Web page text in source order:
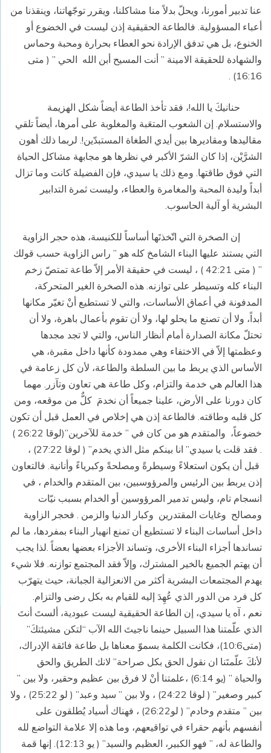
عنا تدبير أمورنا، ويحلّ بدلاً منا مشاكلنا، ويقرر توجّهاتنا، وينقذنا من
أعباء المسؤولية. فالطاعة الحقيقية إذن ليست في الخضوع أو
الخنوع، بل هي تدفق الإرادة نحو العطاء بحرارة ومحبة وحماس
والشهادة للحقيقة الامينة ” أنت المسيح أبن الله الحي ” ( متى
16:16) .
حنانيكَ يا الله!، فقد تأخذ الطاعة أيضاً شكل الهزيمة
والاستسلام. إن الشعوب المتعَبة والمغلوبة على أمرها، أيضاً تلقي
مقاليدها ومقاديرها بين أيدي الطغاة المستبدّين!. لربما ذلك أهون
الشرَّيْن، إذا كان الشرّ الأكبر في نظرها هو مجابهة مشاكل الحياة
التي فوق طاقتها. ومع ذلك يا سيدي، فإن الفضيلة كانت وما تزال
أبداً وليدة المحبة والمغامرة والعطاء، وليست ثمرة التدابير
البشرية أو آلية الحاسوب.
إن الصخرة التي اتّخذتَها أساساً للكنيسة، هذه حجر الزاوية
التي يستند عليها البناء الشامخ كله هو ” راس الزاوية حسب قولك
” ( متى 42:21 ) ، ليست في حقيقة الأمر إلاّ طاعة تمتصّ زخم
البناء كله وتسيطر على توازنه. هذه الصخرة الغير المتحركة،
المدفونة في أعماق الأساسات، والتي لا تستطيع أنْ تغيّر مكانها
أبداً، ولا أن تصنع ما يحلو لها، ولا أن تقوم بأعمال باهرة، ولا أن
تحتلّ مكانة الصدارة أمام أنظار الناس، والتي لا تجد مجدها
وعظمتها إلاّ في الاختفاء وهي ممدودة كأنها داخل مقبرة، هي
الأساس الذي يربط ما بين السلطة والطاعة، لأن كل زعامة في
هذا العالم هي خدمة والتزام، وكل طاعة هي تعاون وتآزر. مهما
كان دورنا على الأرض، علينا جميعاً أن نخدمَ كلٌّ من موقعه، ومن
كل قلبه وطاقته. فالطاعة إذن هي إخلاص في العمل قبل أن تكون
خضوعاً، والمتقدم هو من كان في ” خدمة للآخرين”(لوقا 26:22 )
. فقد قلت يا سيدي” انا بينكم مثل الذي يخدم” ( لوقا 27:22) ،
قبل أن يكون استعلاءً وسيطرةً ومصلحةً وكبرياءً وأنانية. فالتعاون
إذن يربط بين الرئيس والمرؤوسبين، بين المتقدم والخدام ، في
انسجام تام، وليس تدمير المرؤوسين أو الخدام بسبب نيّات
ومصالح وغايات المقتدرين وكبار الدنيا والزمن . فحجر الزاوية
داخل أساسات البناء لا تستطيع أن تمنع انهيار البناء بمفردها، ما لم
تساندها أجزاء البناء الأخرى، وتساند الأجزاء بعضها بعضاً .لذا يجب
أن يهتم الجميع بالخير المشترك، وإلاّ فقد المجتمع توازنه. فلا شيء
يهدم المجتمعات البشرية أكثر من الانعزالية الجبانة، حيث يتهرّب
كل فرد من الدور الذي عُهِدَ إليه للقيام به بكل رضى والتزام.
نعم ، آه يا سيدي، إن الطاعة الحقيقية ليست عبودية، ألستَ أنتَ
الذي علّمتنا هذا السبيل حينما ناجيتَ الله الآب “لتكن مشيئتكَ”
(متى10:6)، فكانت الكلمة بسموّ معناها بل طاعة فائقة الإدراك،
لأنكَ علّمتَنا ان نقول الحق بكل صراحة” لانك الطريق والحق
والحياة ” (يو 6:14) ،علمتنا أنْ لا فرق بين عظيم وحقير، ولا بين ”
كبير وصغير” ( لوقا 24:22) ، ولا بين ” سيد وعبد” ( لو 25:22) ، ولا
بين ” متقدم وخادم” ( لو26:22) ، فهناك أسياد يُطلقون على
أنفسهم بأنهم حقراء في تواقيعهم، وما هذه إلا علامة التواضع لله
والطاعة له، ” فهو الكبير، العظيم والسيد” ( يو 12:13). إنها قمة